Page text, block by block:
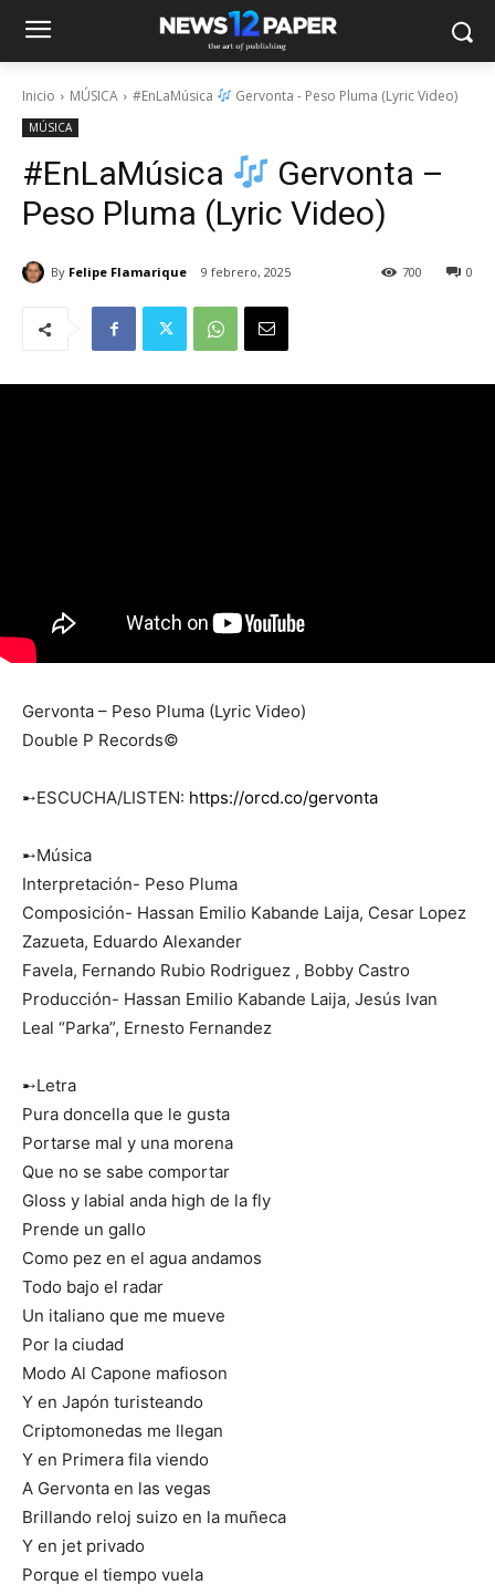
Inicio MÚSICA #EnLaMúsica Gervonta - Peso Pluma (Lyric Video)
MÚSICA
#EnLaMúsica
Gervonta –
Peso Pluma (Lyric Video)
By Felipe Flamarique 9 febrero, 2025 0
700
Gervonta – Peso Pluma (Lyric Video)
Double P Records©
➸ESCUCHA/LISTEN: https://orcd.co/gervonta
➸Música
Interpretación- Peso Pluma
Composición- Hassan Emilio Kabande Laija, Cesar Lopez
Zazueta, Eduardo Alexander
Favela, Fernando Rubio Rodriguez , Bobby Castro
Producción- Hassan Emilio Kabande Laija, Jesús Ivan
Leal “Parka”, Ernesto Fernandez
➸Letra
Pura doncella que le gusta
Portarse mal y una morena
Que no se sabe comportar
Gloss y labial anda high de la fly
Prende un gallo
Como pez en el agua andamos
Todo bajo el radar
Un italiano que me mueve
Por la ciudad
Modo Al Capone mafioson
Y en Japón turisteando
Criptomonedas me llegan
Y en Primera fila viendo
A Gervonta en las vegas
Brillando reloj suizo en la muñeca
Y en jet privado
Porque el tiempo vuela